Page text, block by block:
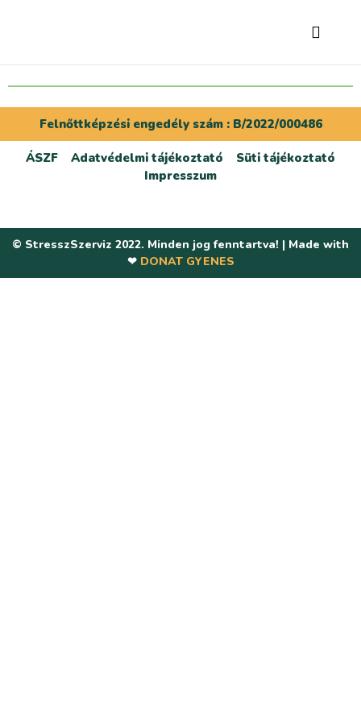
Felnőttképzési engedély szám : B/2022/000486
ÁSZF Adatvédelmi tájékoztató
Süti tájékoztató
Impresszum
© StresszSzerviz 2022. Minden jog fenntartva! | Made with
❤ DONAT GYENES